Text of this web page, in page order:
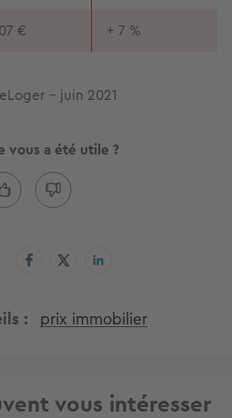
€ + 7 %
- juin 2021
vous a été utile ?
prix immobilier
vous intéresser